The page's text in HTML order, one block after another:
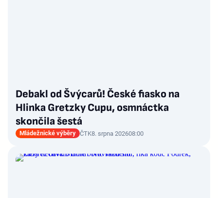
Debakl od Švýcarů! České fiasko na
Hlinka Gretzky Cupu, osmnáctka
skončila šestá
Mládežnické výběry ČTK8. srpna 202608:00